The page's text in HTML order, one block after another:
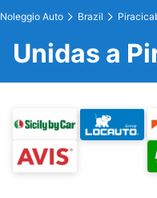
Noleggio Auto Brazil
Unidas a